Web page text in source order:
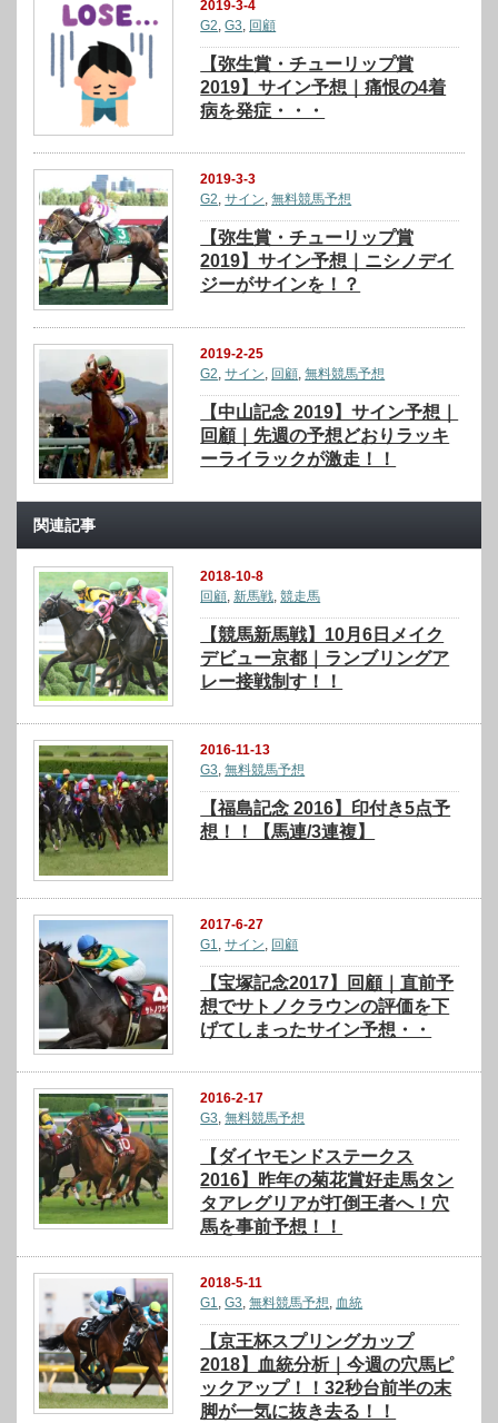
2019-3-4
G2,G3, 回顧
【弥生賞・チューリップ賞
2019】サイン予想｜痛恨の4着
病を発症・・・
2019-3-3
G2,サイン,無料競馬予想
【弥生賞・チューリップ賞
2019】サイン予想｜ニシノデイ
ジーがサインを！？
2019-2-25
G2 ,サイン 回顧 ,無料競馬予想
【中山記念 2019】サイン予想｜
回顧｜先週の予想どおりラッキ
ーライラックが激走！！
関連記事
2018-10-8
回顧, 新馬戦,競走馬
【競馬新馬戦】10月6日メイク
デビュー京都｜ランブリングア
レー接戦制す！！
2016-11-13
G3,無料競馬予想
【福島記念 2016】印付き5点予
想！！【馬連/3連複】
2017-6-27
G1
,サイン 回顧
【宝塚記念2017】回顧｜直前予
想でサトノクラウンの評価を下
げてしまったサイン予想・・
2016-2-17
G3,無料競馬予想
【ダイヤモンドステークス
2016】昨年の菊花賞好走馬タン
タアレグリアが打倒王者へ！穴
馬を事前予想！！
2018-5-11
G1,G3,無料競馬予想, 血統
【京王杯スプリングカップ
2018】血統分析｜今週の穴馬ピ
ックアップ！！32秒台前半の末
脚が一気に抜き去る！！